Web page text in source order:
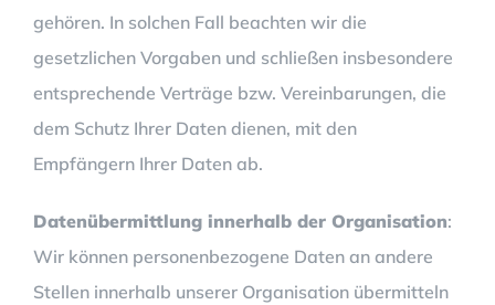
gehören. In solchen Fall beachten wir die
gesetzlichen Vorgaben und schließen insbesondere
entsprechende Verträge bzw. Vereinbarungen, die
dem Schutz Ihrer Daten dienen, mit den
Empfängern Ihrer Daten ab.
Datenübermittlung innerhalb der Organisation:
Wir können personenbezogene Daten an andere
Stellen innerhalb unserer Organisation übermitteln